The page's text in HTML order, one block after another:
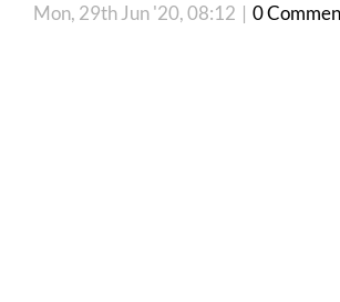
Mon, 29th Jun '20, 08:12 | 0